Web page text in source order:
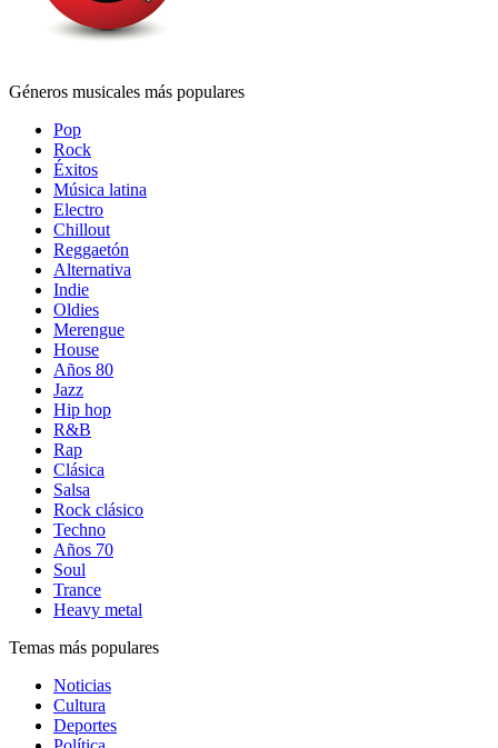
Géneros musicales más populares
Pop
Rock
Éxitos
Música latina
Electro
Chillout
Reggaetón
Alternativa
Indie
Oldies
Merengue
House
Años 80
Jazz
Hip hop
R&B
Rap
Clásica
Salsa
Rock clásico
Techno
Años 70
Soul
Trance
Heavy metal
Temas más populares
Noticias
Cultura
Deportes